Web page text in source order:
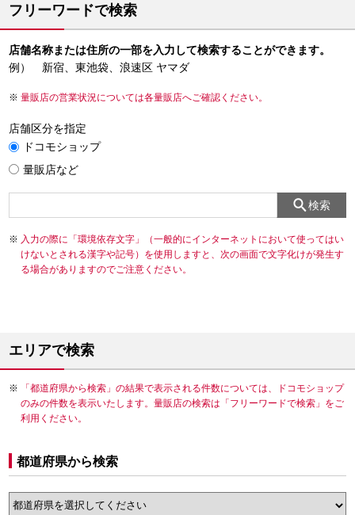
フリーワードで検索
店舗名称または住所の一部を入力して検索することができます。
例） 新宿、東池袋、浪速区 ヤマダ
量販店の営業状況については各量販店へご確認ください。
店舗区分を指定
ドコモショップ
量販店など
検索
入力の際に「環境依存文字」（一般的にインターネットにおいて使ってはい
けないとされる漢字や記号）を使用しますと、次の画面で文字化けが発生す
る場合がありますのでご注意ください。
エリアで検索
「都道府県から検索」の結果で表示される件数については、ドコモショップ
のみの件数を表示いたします。量販店の検索は「フリーワードで検索」をご
利用ください。
都道府県から検索